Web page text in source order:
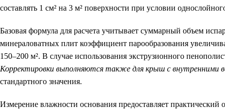
составлять 1 см² на 3 м² поверхности при условии
Базовая формула для расчета учитывает суммарный объем
минераловатных плит коэффициент парообразования
150–200 м². В случае использования экструзионного
Корректировки выполняются также для крыш с внутренними
стандартного значения.
Измерение влажности основания предоставляет